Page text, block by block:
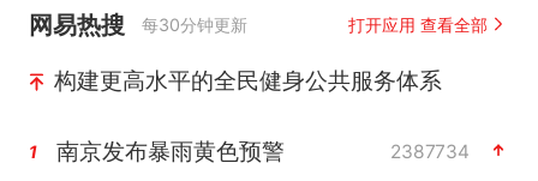
网易热搜 每30分钟更新 打开应用 查看全部
构建更高水平的全民健身公共服务体系
1 南京发布暴雨黄色预警 2387734